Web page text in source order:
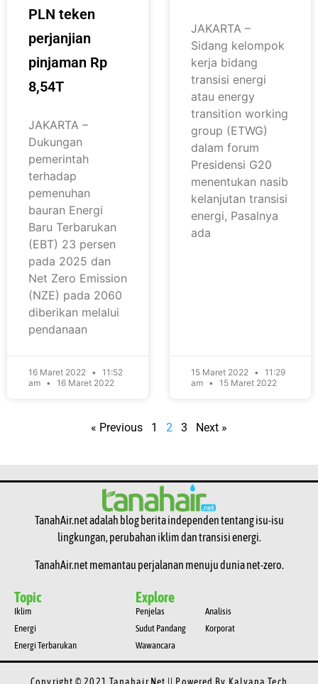
PLN teken
perjanjian
pinjaman Rp
8,54T
JAKARTA –
Dukungan
pemerintah
terhadap
pemenuhan
bauran Energi
Baru Terbarukan
(EBT) 23 persen
pada 2025 dan
Net Zero Emission
(NZE) pada 2060
diberikan melalui
pendanaan
16 Maret 2022
11:52
am
16 Maret 2022
JAKARTA –
Sidang kelompok
kerja bidang
transisi energi
atau energy
transition working
group (ETWG)
dalam forum
Presidensi G20
menentukan nasib
kelanjutan transisi
energi, Pasalnya
ada
15 Maret 2022
11:29
am
15 Maret 2022
« Previous 1 2 3 Next »
TanahAir.net adalah blog berita independen tentang isu-isu
lingkungan, perubahan iklim dan transisi energi.
TanahAir.net memantau perjalanan menuju dunia net-zero.
Topic
Iklim
Energi
Energi Terbarukan
Explore
Penjelas
Sudut Pandang
Wawancara
Analisis
Korporat